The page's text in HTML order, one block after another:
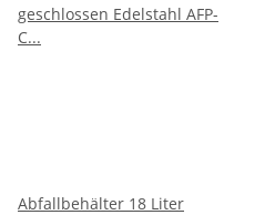
Abfallbehälter 18 Liter